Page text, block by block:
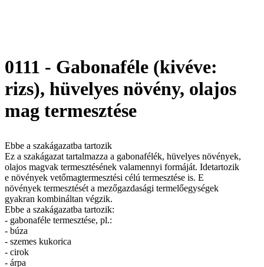
0111 - Gabonaféle (kivéve:
rizs), hüvelyes növény, olajos
mag termesztése
Ebbe a szakágazatba tartozik
Ez a szakágazat tartalmazza a gabonafélék, hüvelyes növények,
olajos magvak termesztésének valamennyi formáját. Idetartozik
e növények vetőmagtermesztési célú termesztése is. E
növények termesztését a mezőgazdasági termelőegységek
gyakran kombináltan végzik.
Ebbe a szakágazatba tartozik:
- gabonaféle termesztése, pl.:
- búza
- szemes kukorica
- cirok
- árpa